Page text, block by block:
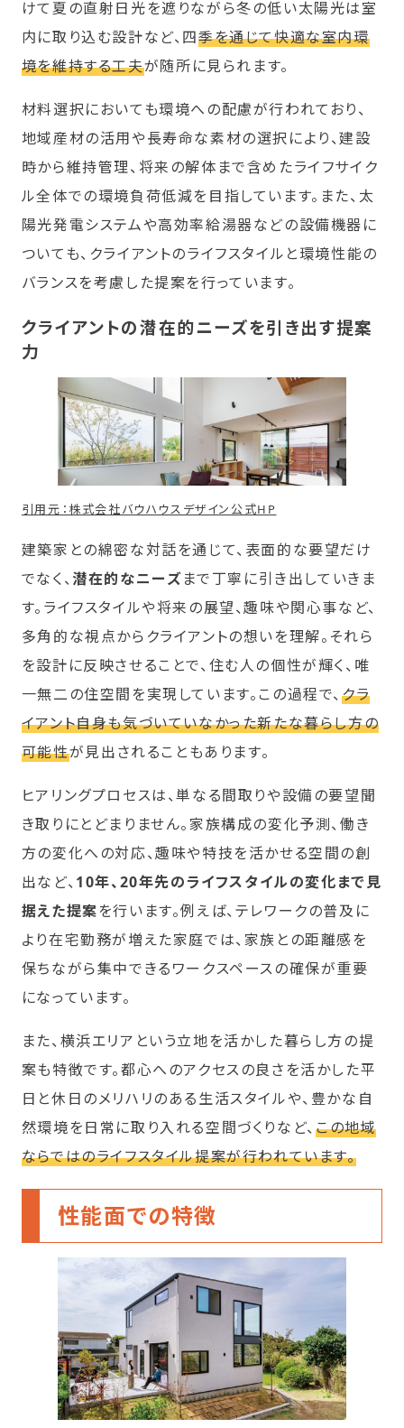
けて夏の直射日光を遮りながら冬の低い太陽光は室
内に取り込む設計など、四季を通じて快適な室内環
境を維持する工夫が随所に見られます。
材料選択においても環境への配慮が行われており、
地域産材の活用や長寿命な素材の選択により、建設
時から維持管理、将来の解体まで含めたライフサイク
ル全体での環境負荷低減を目指しています。また、太
陽光発電システムや高効率給湯器などの設備機器に
ついても、クライアントのライフスタイルと環境性能の
バランスを考慮した提案を行っています。
クライアントの潜在的ニーズを引き出す提案
力
引用元：株式会社バウハウスデザイン公式HP
建築家との綿密な対話を通じて、表面的な要望だけ
でなく、潜在的なニーズまで丁寧に引き出していきま
す。ライフスタイルや将来の展望、趣味や関心事など、
多角的な視点からクライアントの想いを理解。それら
を設計に反映させることで、住む人の個性が輝く、唯
一無二の住空間を実現しています。この過程で、クラ
イアント自身も気づいていなかった新たな暮らし方の
可能性が見出されることもあります。
ヒアリングプロセスは、単なる間取りや設備の要望聞
き取りにとどまりません。家族構成の変化予測、働き
方の変化への対応、趣味や特技を活かせる空間の創
出など、10年、20年先のライフスタイルの変化まで見
据えた提案を行います。例えば、テレワークの普及に
より在宅勤務が増えた家庭では、家族との距離感を
保ちながら集中できるワークスペースの確保が重要
になっています。
また、横浜エリアという立地を活かした暮らし方の提
案も特徴です。都心へのアクセスの良さを活かした平
日と休日のメリハリのある生活スタイルや、豊かな自
然環境を日常に取り入れる空間づくりなど、この地域
ならではのライフスタイル提案が行われています。
性能面での特徴